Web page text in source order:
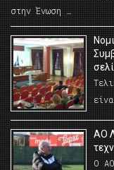
στην Ένωση …
ΑΟ
Ο